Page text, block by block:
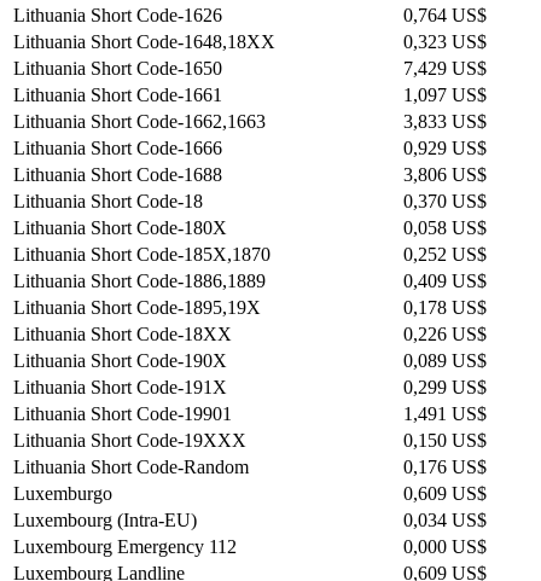
Lithuania Short Code-1626
0,764 US$
Lithuania Short Code-1648,18XX
0,323 US$
Lithuania Short Code-1650
7,429 US$
Lithuania Short Code-1661
1,097 US$
Lithuania Short Code-1662,1663
3,833 US$
Lithuania Short Code-1666
0,929 US$
Lithuania Short Code-1688
3,806 US$
Lithuania Short Code-18
0,370 US$
Lithuania Short Code-180X
0,058 US$
Lithuania Short Code-185X,1870
0,252 US$
Lithuania Short Code-1886,1889
0,409 US$
Lithuania Short Code-1895,19X
0,178 US$
Lithuania Short Code-18XX
0,226 US$
Lithuania Short Code-190X
0,089 US$
Lithuania Short Code-191X
0,299 US$
Lithuania Short Code-19901
1,491 US$
Lithuania Short Code-19XXX
0,150 US$
Lithuania Short Code-Random
0,176 US$
Luxemburgo
0,609 US$
Luxembourg (Intra-EU)
0,034 US$
Luxembourg Emergency 112
0,000 US$
Luxembourg Landline
0,609 US$